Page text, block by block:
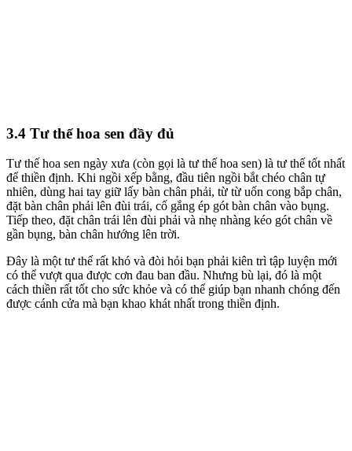
3.4 Tư thế hoa sen đầy đủ
Tư thế hoa sen ngày xưa (còn gọi là tư thế hoa sen) là tư thế tốt nhất
để thiền định. Khi ngồi xếp bằng, đầu tiên ngồi bắt chéo chân tự
nhiên, dùng hai tay giữ lấy bàn chân phải, từ từ uốn cong bắp chân,
đặt bàn chân phải lên đùi trái, cố gắng ép gót bàn chân vào bụng.
Tiếp theo, đặt chân trái lên đùi phải và nhẹ nhàng kéo gót chân về
gần bụng, bàn chân hướng lên trời.
Đây là một tư thế rất khó và đòi hỏi bạn phải kiên trì tập luyện mới
có thể vượt qua được cơn đau ban đầu. Nhưng bù lại, đó là một
cách thiền rất tốt cho sức khỏe và có thể giúp bạn nhanh chóng đến
được cánh cửa mà bạn khao khát nhất trong thiền định.